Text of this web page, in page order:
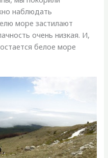
наблюдать
море застилают
очень низкая. И,
белое море